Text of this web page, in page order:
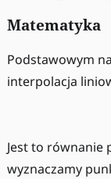
Matematyka
Podstawowym
interpolacja
Jest to równanie
wyznaczamy